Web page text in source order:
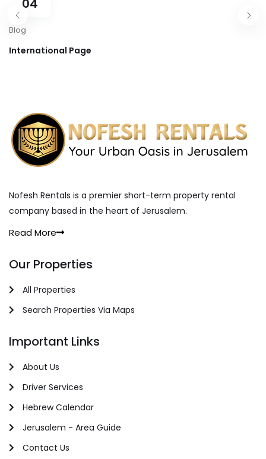
04
Blog
International Page
Nofesh Rentals is a premier short-term property rental
company based in the heart of Jerusalem.
Read More
Our Properties
All Properties
Search Properties Via Maps
Important Links
About Us
Driver Services
Hebrew Calendar
Jerusalem - Area Guide
Contact Us